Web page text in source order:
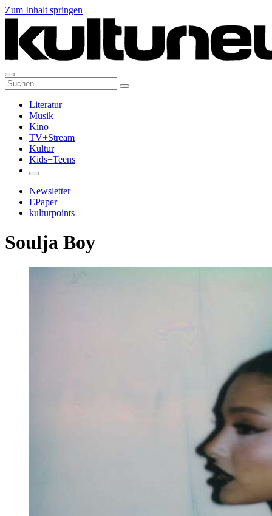
Zum Inhalt springen
Suche:
Literatur
Musik
Kino
TV+Stream
Kultur
Kids+Teens
Newsletter
EPaper
kulturpoints
Soulja Boy